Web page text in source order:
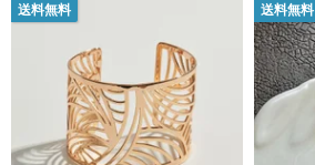
送料無料 送料無料